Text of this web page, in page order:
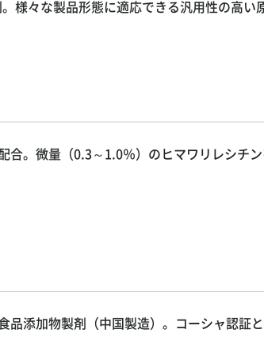
様々な製品形態に適応できる汎用性の高い
合。微量（0.3～1.0％）のヒマワリレシチ
品添加物製剤（中国製造）。コーシャ認証